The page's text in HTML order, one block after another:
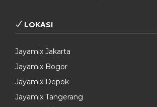
LOKASI
Jayamix Jakarta
Jayamix Bogor
Jayamix Depok
Jayamix Tangerang